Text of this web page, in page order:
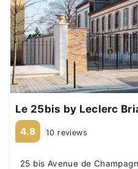
Le 25bis by Leclerc
4.8 10 reviews
25 bis Avenue de